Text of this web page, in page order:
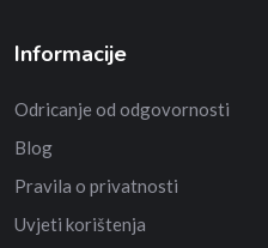
Informacije
Odricanje od odgovornosti
Blog
Pravila o privatnosti
Uvjeti korištenja